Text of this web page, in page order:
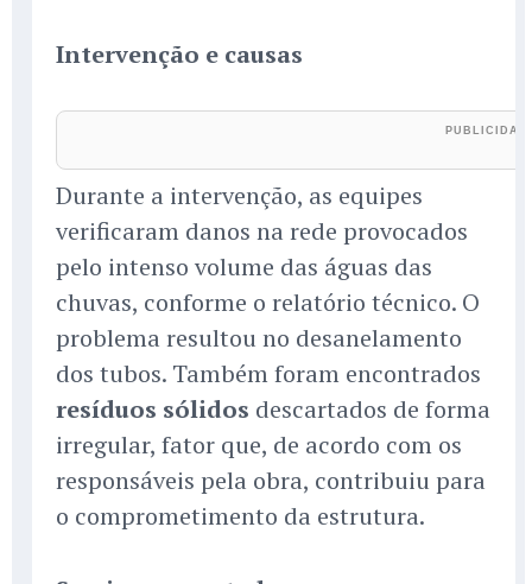
Intervenção e causas
Durante a intervenção, as equipes
verificaram danos na rede provocados
pelo intenso volume das águas das
chuvas, conforme o relatório técnico. O
problema resultou no desanelamento
dos tubos. Também foram encontrados
resíduos sólidos descartados de forma
irregular, fator que, de acordo com os
responsáveis pela obra, contribuiu para
o comprometimento da estrutura.